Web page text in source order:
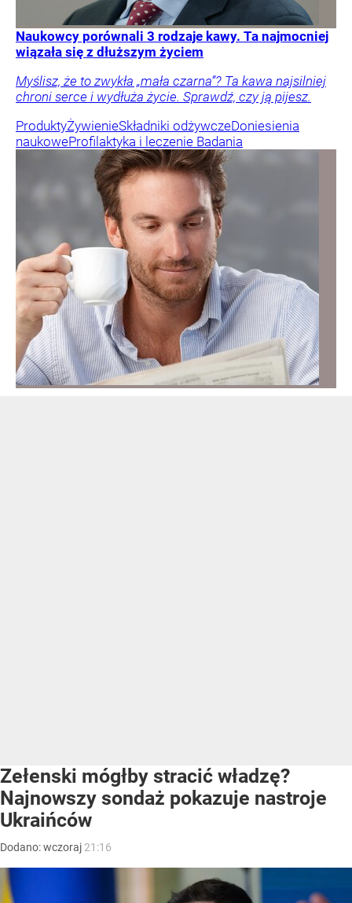
Naukowcy porównali 3 rodzaje kawy. Ta najmocniej
wiązała się z dłuższym życiem
Myślisz, że to zwykła „mała czarna”? Ta kawa najsilniej
chroni serce i wydłuża życie. Sprawdź, czy ją pijesz.
ProduktyŻywienieSkładniki odżywczeDoniesienia
naukoweProfilaktyka i leczenie Badania
Zełenski mógłby stracić władzę?
Najnowszy sondaż pokazuje nastroje
Ukraińców
Dodano:wczoraj 21:16